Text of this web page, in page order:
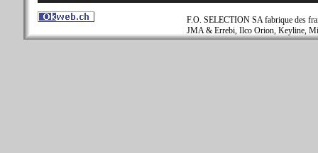
F.O. SELECTION SA fabrique des
JMA & Errebi, Ilco Orion, Keyline,